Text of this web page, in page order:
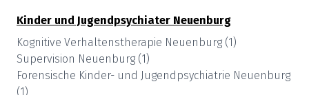
Kinder und Jugendpsychiater Neuenburg
Kognitive Verhaltenstherapie Neuenburg (1)
Supervision Neuenburg (1)
Forensische Kinder- und Jugendpsychiatrie Neuenburg
(1)